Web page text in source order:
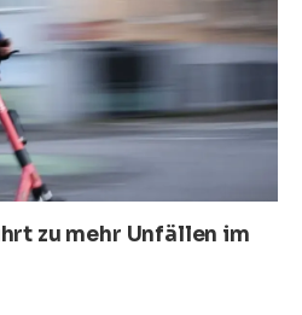
zu mehr Unfällen im